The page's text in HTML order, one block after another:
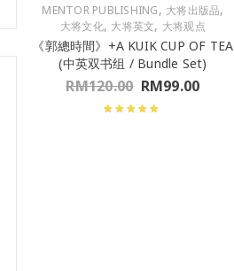
MENTOR PUBLISHING, 大将出版品,
大将文化, 大将英文, 大将观点
《郭總時間》+A KUIK CUP OF TEA
(中英双书组 / Bundle Set)
RM120.00 RM99.00